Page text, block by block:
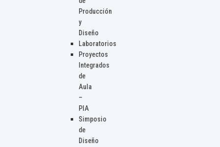
Producción
y
Diseño
Laboratorios
Proyectos
Integrados
de
Aula
–
PIA
Simposio
de
Diseño